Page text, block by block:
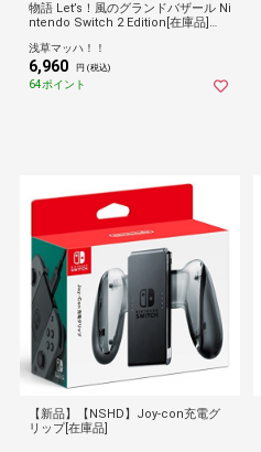
物語 Let’s！風のグランドバザール Ni
ntendo Switch 2 Edition[在庫品]
浅草マッハ！！
6,960 円 (税込)
64ポイント
【新品】【NSHD】Joy-con充電グ
リップ[在庫品]